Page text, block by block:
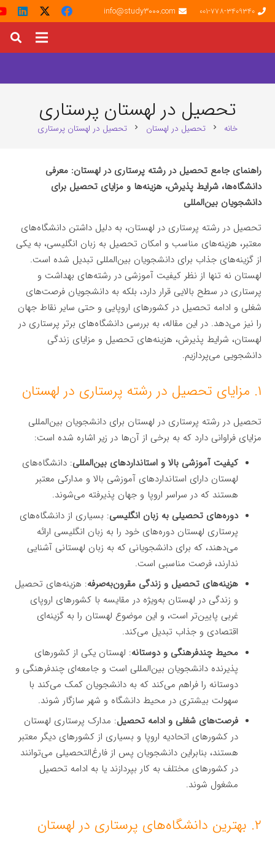
001-778-3409340
info@study3000.com
تحصیل در لهستان پرستاری
خانه chevron_right تحصیل در لهستان chevron_right تحصیل در لهستان پرستاری
راهنمای جامع تحصیل در رشته پرستاری در لهستان: معرفی
دانشگاه‌ها، شرایط پذیرش، هزینه‌ها و مزایای تحصیل برای
دانشجویان بین‌المللی
تحصیل در رشته پرستاری در لهستان، به دلیل داشتن دانشگاه‌های
معتبر، هزینه‌های مناسب و امکان تحصیل به زبان انگلیسی، به یکی
از گزینه‌های جذاب برای دانشجویان بین‌المللی تبدیل شده است.
لهستان نه تنها از نظر کیفیت آموزشی در رشته‌های بهداشت و
پرستاری در سطح بالایی قرار دارد، بلکه به دانشجویان فرصت‌های
شغلی و ادامه تحصیل در کشورهای اروپایی و حتی سایر نقاط جهان
را نیز می‌دهد. در این مقاله، به بررسی دانشگاه‌های برتر پرستاری در
لهستان، شرایط پذیرش، هزینه‌های تحصیل و مزایای زندگی
دانشجویی می‌پردازیم.
۱. مزایای تحصیل در رشته پرستاری در لهستان
تحصیل در رشته پرستاری در لهستان برای دانشجویان بین‌المللی
مزایای فراوانی دارد که به برخی از آن‌ها در زیر اشاره شده است:
کیفیت آموزشی بالا و استانداردهای بین‌المللی: دانشگاه‌های
لهستان دارای استانداردهای آموزشی بالا و مدارکی معتبر
هستند که در سراسر اروپا و جهان پذیرفته می‌شوند.
دوره‌های تحصیلی به زبان انگلیسی: بسیاری از دانشگاه‌های
پرستاری لهستان دوره‌های خود را به زبان انگلیسی ارائه
می‌دهند، که برای دانشجویانی که به زبان لهستانی آشنایی
ندارند، فرصت مناسبی است.
هزینه‌های تحصیل و زندگی مقرون‌به‌صرفه: هزینه‌های تحصیل
و زندگی در لهستان به‌ویژه در مقایسه با کشورهای اروپای
غربی پایین‌تر است، و این موضوع لهستان را به گزینه‌ای
اقتصادی و جذاب تبدیل می‌کند.
محیط چندفرهنگی و دوستانه: لهستان یکی از کشورهای
پذیرنده دانشجویان بین‌المللی است و جامعه‌ای چندفرهنگی و
دوستانه را فراهم می‌کند که به دانشجویان کمک می‌کند با
سهولت بیشتری در محیط دانشگاه و شهر سازگار شوند.
فرصت‌های شغلی و ادامه تحصیل: مدارک پرستاری لهستان
در کشورهای اتحادیه اروپا و بسیاری از کشورهای دیگر معتبر
هستند، بنابراین دانشجویان پس از فارغ‌التحصیلی می‌توانند
در کشورهای مختلف به کار بپردازند یا به ادامه تحصیل
مشغول شوند.
۲. بهترین دانشگاه‌های پرستاری در لهستان